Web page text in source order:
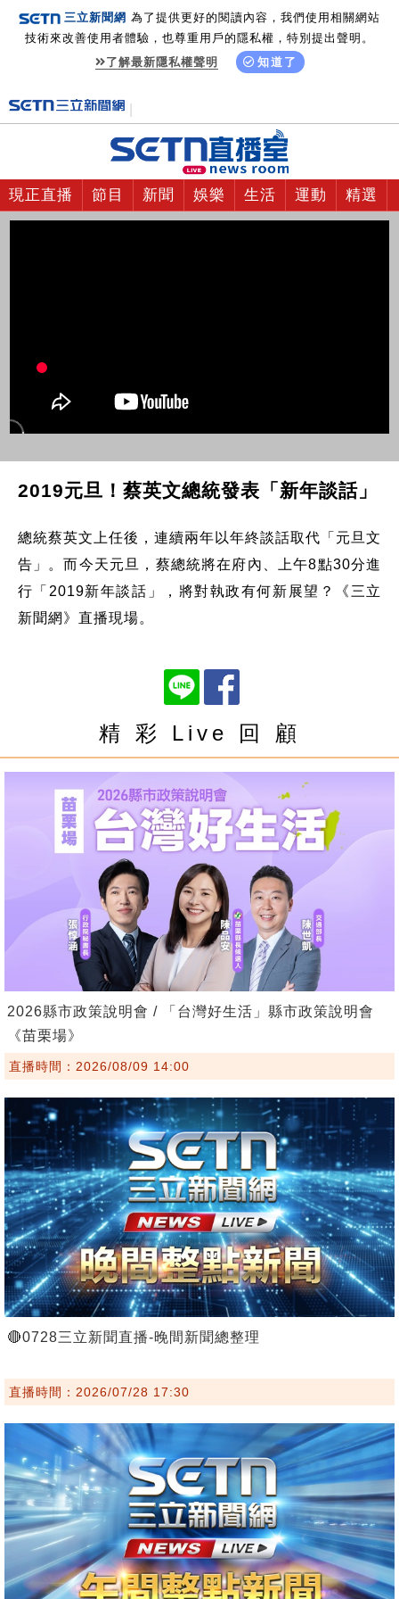
三立新聞網 為了提供更好的閱讀內容，我們使用相關網站
技術來改善使用者體驗，也尊重用戶的隱私權，特別提出聲明。
了解最新隱私權聲明
知道了
現正直播 節目 新聞 娛樂 生活 運動 精選
2019元旦！蔡英文總統發表「新年談話」
總統蔡英文上任後，連續兩年以年終談話取代「元旦文
告」。而今天元旦，蔡總統將在府內、上午8點30分進
行「2019新年談話」，將對執政有何新展望？《三立
新聞網》直播現場。
精 彩 Live 回 顧
2026縣市政策說明會 / 「台灣好生活」縣市政策說明會
《苗栗場》
直播時間：2026/08/09 14:00
🔴0728三立新聞直播-晚間新聞總整理
直播時間：2026/07/28 17:30